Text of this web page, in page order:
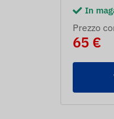
In
Prezzo
65 €